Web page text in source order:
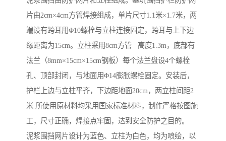
片由2cm×4cm方管焊接组成，单片尺寸1.1米×1.7米，两
端设有跨耳用Φ10螺栓与立柱连接固定，跨耳与上下边
缘距离为15cm。立柱采用8cm方管 高度1.3m，底部有
法兰（8mm×15cm×15cm钢板）每个法兰盘设4个螺栓
孔、顶部封闭，与地面用Φ14膨胀螺栓固定。安装后，
护栏上边与立柱平齐，下边距地面20cm，两立柱间距2
米.所使用原材料均采用国家标准材料，制作严格按图施
工，尺寸正确，焊接点牢固，达到安全防护之目的。
泥浆围挡网片设计为蓝色、立柱为白色，均为喷绘，以